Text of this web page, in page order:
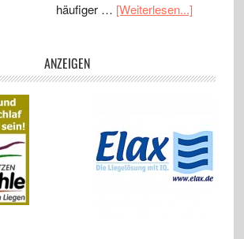
häufiger … [Weiterlesen...]
ANZEIGEN